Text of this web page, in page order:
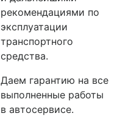
рекомендациями по
эксплуатации
транспортного
средства.
Даем гарантию на все
выполненные работы
в автосервисе.